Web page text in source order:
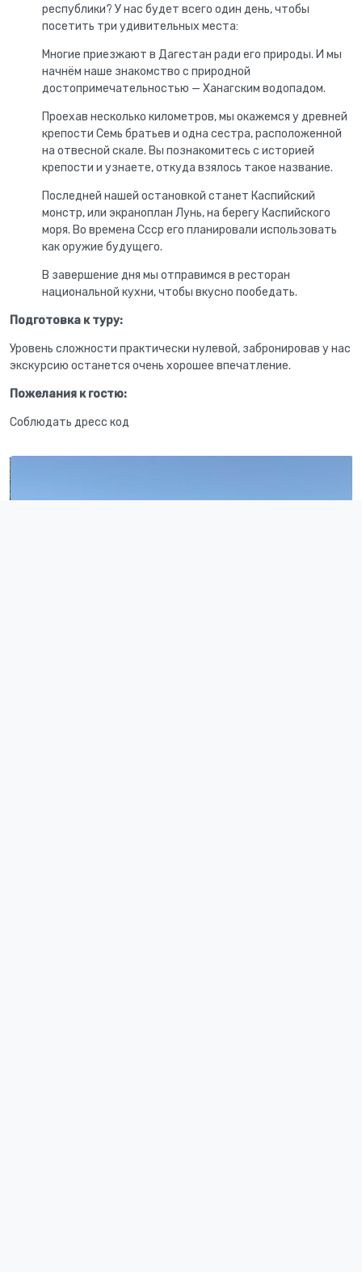
республики? У нас будет всего один день, чтобы
посетить три удивительных места:
Многие приезжают в Дагестан ради его природы. И мы
начнём наше знакомство с природной
достопримечательностью — Ханагским водопадом.
Проехав несколько километров, мы окажемся у древней
крепости Семь братьев и одна сестра, расположенной
на отвесной скале. Вы познакомитесь с историей
крепости и узнаете, откуда взялось такое название.
Последней нашей остановкой станет Каспийский
монстр, или экраноплан Лунь, на берегу Каспийского
моря. Во времена Ссср его планировали использовать
как оружие будущего.
В завершение дня мы отправимся в ресторан
национальной кухни, чтобы вкусно пообедать.
Подготовка к туру:
Уровень сложности практически нулевой, забронировав у нас
экскурсию останется очень хорошее впечатление.
Пожелания к гостю:
Соблюдать дресс код